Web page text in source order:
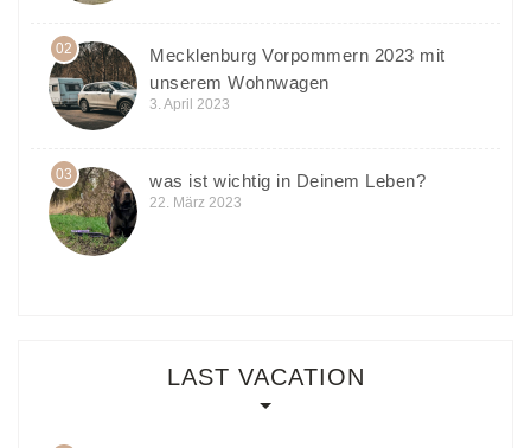
02
Mecklenburg Vorpommern 2023 mit
unserem Wohnwagen
3. April 2023
03 was ist wichtig in Deinem Leben?
22. März 2023
LAST VACATION